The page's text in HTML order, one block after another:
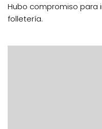
Hubo compromiso para
folletería.